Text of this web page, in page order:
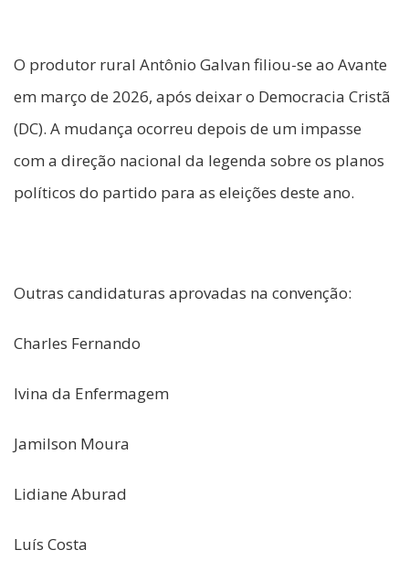
O produtor rural Antônio Galvan filiou-se ao Avante
em março de 2026, após deixar o Democracia Cristã
(DC). A mudança ocorreu depois de um impasse
com a direção nacional da legenda sobre os planos
políticos do partido para as eleições deste ano.
Outras candidaturas aprovadas na convenção:
Charles Fernando
Ivina da Enfermagem
Jamilson Moura
Lidiane Aburad
Luís Costa